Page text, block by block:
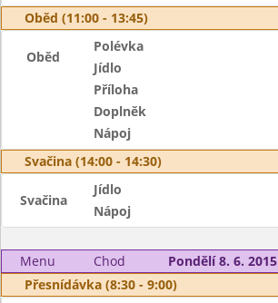
Oběd (11:00 - 13:45)
Oběd
Polévka
Jídlo
Příloha
Doplněk
Nápoj
Svačina (14:00 - 14:30)
Svačina
Jídlo
Nápoj
Menu Chod
Pondělí 8. 6. 2015
Přesnídávka (8:30 - 9:00)